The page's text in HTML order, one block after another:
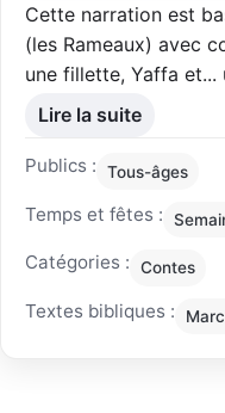
Cette narration est
(les Rameaux) avec
une fillette, Yaffa et...
Lire la suite
Publics : Tous-âges
Temps et fêtes :
Catégories : Contes
Textes bibliques : Marc